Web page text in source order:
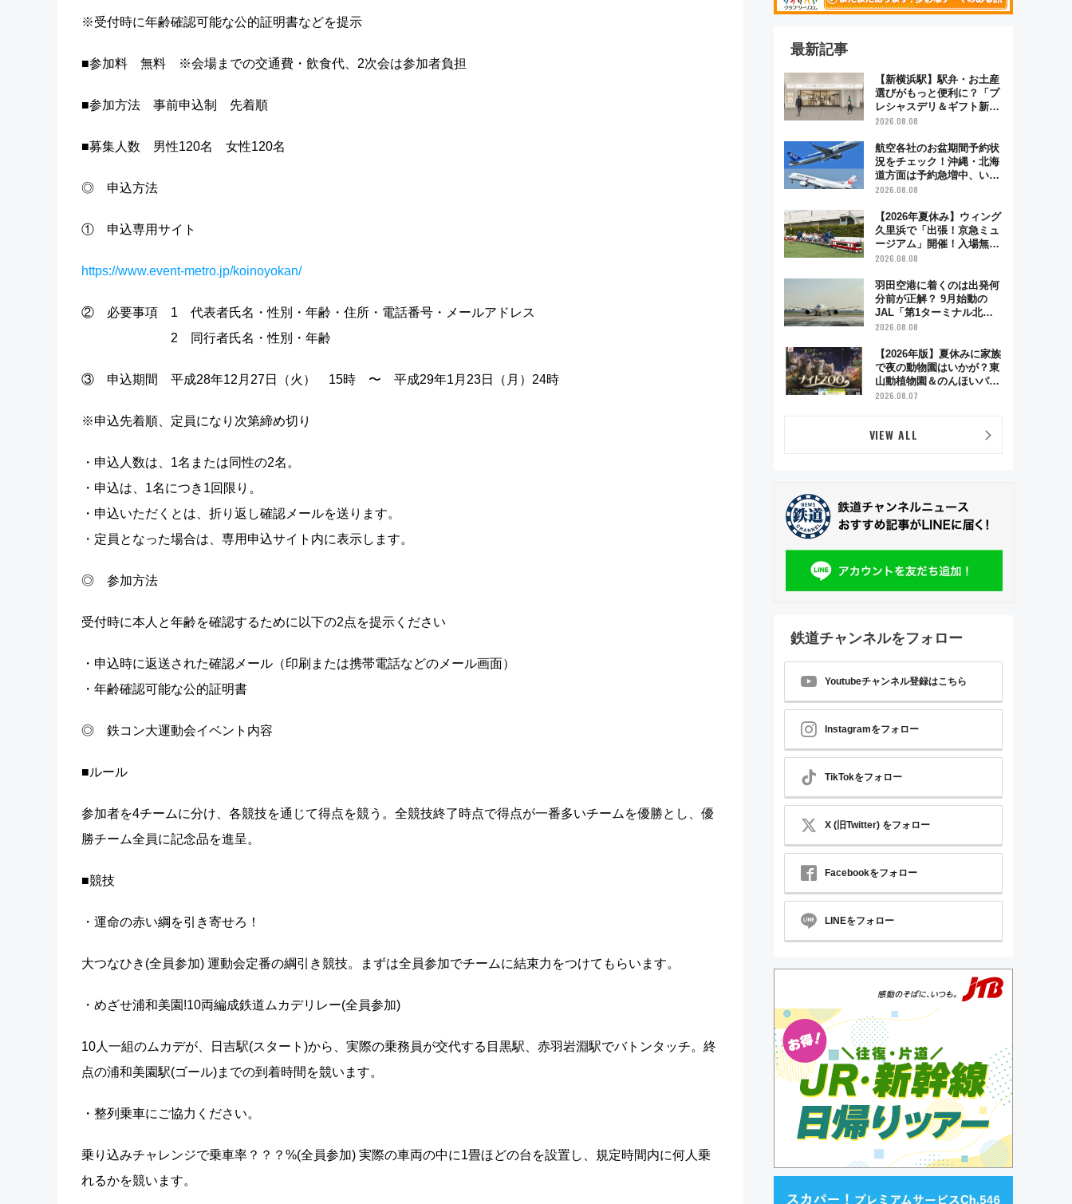
※受付時に年齢確認可能な公的証明書などを提示
■参加料 無料 ※会場までの交通費・飲食代、2次会は参加者負担
■参加方法 事前申込制 先着順
■募集人数 男性120名 女性120名
◎ 申込方法
① 申込専用サイト
https://www.event-metro.jp/koinoyokan/
② 必要事項 1 代表者氏名・性別・年齢・住所・電話番号・メールアドレス
2 同行者氏名・性別・年齢
③ 申込期間 平成28年12月27日（火） 15時 〜 平成29年1月23日（月）24時
※申込先着順、定員になり次第締め切り
・申込人数は、1名または同性の2名。
・申込は、1名につき1回限り。
・申込いただくとは、折り返し確認メールを送ります。
・定員となった場合は、専用申込サイト内に表示します。
◎ 参加方法
受付時に本人と年齢を確認するために以下の2点を提示ください
・申込時に返送された確認メール（印刷または携帯電話などのメール画面）
・年齢確認可能な公的証明書
◎ 鉄コン大運動会イベント内容
■ルール
参加者を4チームに分け、各競技を通じて得点を競う。全競技終了時点で得点が一番多いチームを優勝とし、優
勝チーム全員に記念品を進呈。
■競技
・運命の赤い綱を引き寄せろ！
大つなひき(全員参加) 運動会定番の綱引き競技。まずは全員参加でチームに結束力をつけてもらいます。
・めざせ浦和美園!10両編成鉄道ムカデリレー(全員参加)
10人一組のムカデが、日吉駅(スタート)から、実際の乗務員が交代する目黒駅、赤羽岩淵駅でバトンタッチ。終
点の浦和美園駅(ゴール)までの到着時間を競います。
・整列乗車にご協力ください。
乗り込みチャレンジで乗車率？？？%(全員参加) 実際の車両の中に1畳ほどの台を設置し、規定時間内に何人乗
れるかを競います。
最新記事
【新横浜駅】駅弁・お土産
選びがもっと便利に？「プ
レシャスデリ＆ギフト新横
浜」がオープン 場所や営
2026.08.08
航空各社のお盆期間予約状
況をチェック！沖縄・北海
道方面は予約急増中、いま
から狙うべき日は？
2026.08.08
【2026年夏休み】ウィング
久里浜で「出張！京急ミュ
ージアム」開催！入場無料
でスタンプラリーや子ども
2026.08.08
羽田空港に着くのは出発何
分前が正解？ 9月始動の
JAL「第1ターミナル北側
サテライト」は徒歩1キロ
点まとめ
2026.08.08
【2026年版】夏休みに家族
で夜の動物園はいかが？東
山動植物園＆のんほいパー
ク「ナイトZOO」開催情報
2026.08.07
VIEW ALL
鉄道チャンネルをフォロー
Youtubeチャンネル登録はこちら
Instagramをフォロー
TikTokをフォロー
X (旧Twitter) をフォロー
Facebookをフォロー
LINEをフォロー